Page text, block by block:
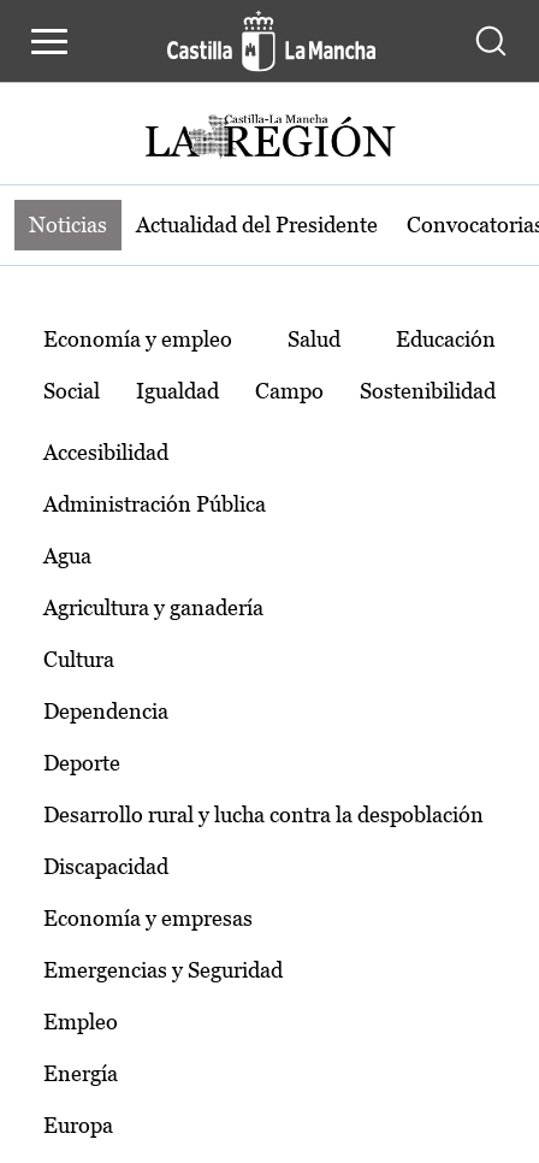
Noticias de la región de Castilla-La
Noticias Actualidad del Presidente
Temas
Economía y empleo Salud Educación
Social Igualdad Campo Sostenibilidad
Accesibilidad
Administración Pública
Agua
Agricultura y ganadería
Cultura
Dependencia
Deporte
Desarrollo rural y lucha contra la despoblación
Discapacidad
Economía y empresas
Emergencias y Seguridad
Empleo
Energía
Europa